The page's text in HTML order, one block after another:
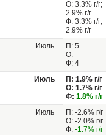
О: 3.3% г/г;
2.9% г/г
Ф: 3.3% г/г;
2.9% г/г
Июль
П: 5
О:
Ф: 4
Июль
П: 1.9% г/г
О: 1.7% г/г
Ф: 1.8% г/г
Июль
П: -2.6% г/г
О: -2.0% г/г
Ф: -1.7% г/г